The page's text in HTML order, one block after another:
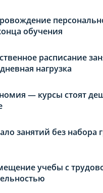
обучения
расписание
нагрузка
— курсы стоят
занятий без набора
учебы с